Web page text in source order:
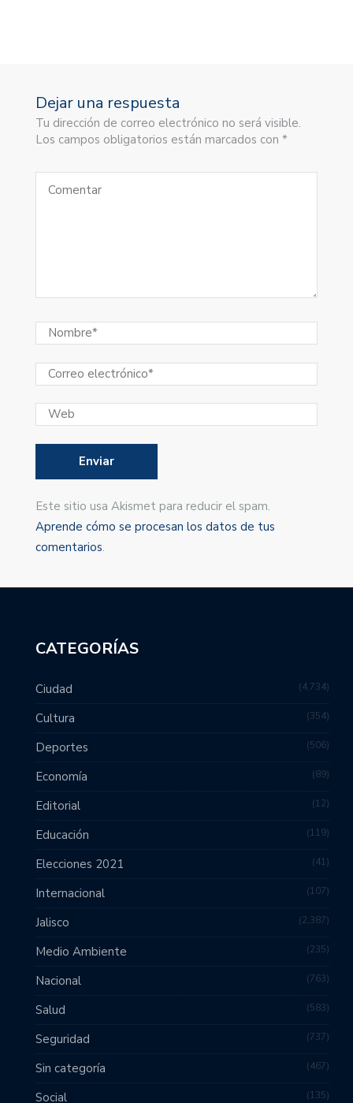
Dejar una respuesta
Tu dirección de correo electrónico no será visible.
Los campos obligatorios están marcados con *
Este sitio usa Akismet para reducir el spam.
Aprende cómo se procesan los datos de tus
comentarios.
CATEGORÍAS
Ciudad 4,734
Cultura 354
Deportes 506
Economía 89
Editorial 12
Educación 119
Elecciones 2021 41
Internacional 107
Jalisco 2,387
Medio Ambiente 235
Nacional 763
Salud 583
Seguridad 737
Sin categoría 467
Social 135